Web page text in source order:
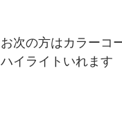
お次の方はカラーコ
ハイライトいれます